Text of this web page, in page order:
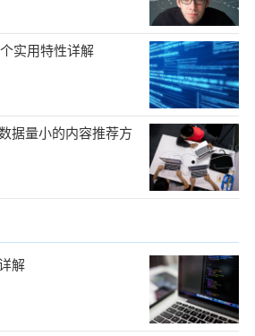
实用特性详解
据量小的内容推荐方
解